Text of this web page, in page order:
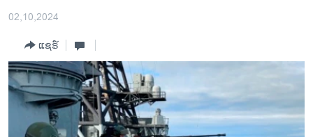
ອິດສະຫຼະພາບດ້ານການຂ່າວ
ຊີວິດຊາວລາວ
ຊຸມຊົນຊາວລາວ
ວິທະຍາສາດ-ເທັກໂນໂລຈີ
02,10,2024
ແຊຣ໌